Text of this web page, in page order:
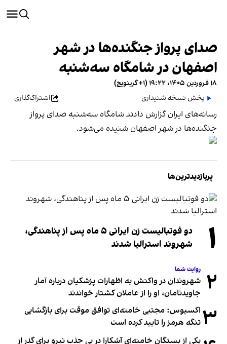
صدای پرواز جنگنده‌ها در شهر
اصفهان در شامگاه سه‌شنبه
۱۸ فروردین ۱۴۰۵، ۱۹:۲۲ (‎+۱ گرینویچ)
پخش نسخه شنیداری
اشتراک‌گذاری
رسانه‌های ایران گزارش دادند شامگاه سه‌شنبه صدای پرواز
جنگنده‌ها در شهر اصفهان شنیده می‌شود.
پربازدیدترین‌ها
۱
دو فوتبالیست زن ایرانی ۵ ماه پس از پناهندگی،
شهروند استرالیا شدند
۲ روایت شما
شهروندان در واکنش به اظهارات پزشکیان درباره آمار
جاویدنامان، او را از عاملان کشتار خواندند
۳ اکسیوس: مجتبی خامنه‌ای توافق موقت برای بازگشایی
تنگه هرمز را تایید کرده است
یکی از بستگان خامنه‌ای آشکارا در پی جذب نیرو برای گذر از